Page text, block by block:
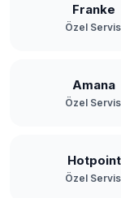
Franke
Özel
Amana
Özel
Hotpoint
Özel